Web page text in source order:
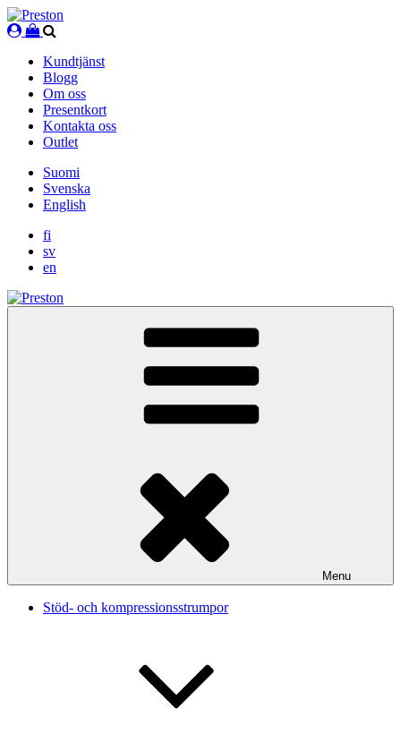
Skip
to
Kundtjänst
Blogg
Om oss
Presentkort
Kontakta oss
Outlet
Suomi
Svenska
English
fi
sv
en
Menu
Stöd- och kompressionsstrumpor